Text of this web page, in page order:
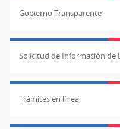
Gobierno Transparente
Solicitud de Información de
Trámites en línea